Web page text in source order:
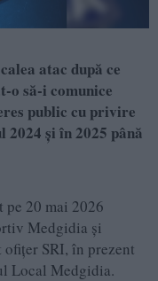
atac după ce
o să-i comunice
public cu privire
și în 2025 până
pe 20 mai 2026
Medgidia și
SRI, în prezent
Local Medgidia.